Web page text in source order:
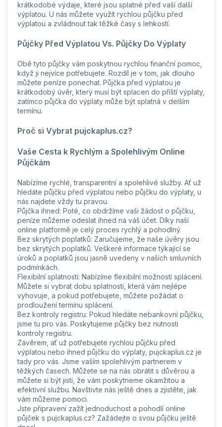
krátkodobé výdaje, které jsou splatné před vaší další
výplatou. U nás můžete využít rychlou půjčku před
výplatou a zvládnout tak těžké časy s lehkostí.
Půjčky Před Výplatou Vs. Půjčky Do Výplaty
Obě tyto půjčky vám poskytnou rychlou finanční pomoc,
když ji nejvíce potřebujete. Rozdíl je v tom, jak dlouho
můžete peníze ponechat. Půjčka před výplatou je
krátkodobý úvěr, který musí být splacen do příští výplaty,
zatímco půjčka do výplaty může být splatná v delším
termínu.
Proč si Vybrat pujckaplus.cz?
Vaše Cesta k Rychlým a Spolehlivým Online
Půjčkám
Nabízíme rychlé, transparentní a spolehlivé služby. Ať už
hledáte půjčku před výplatou nebo půjčku do výplaty, u
nás najdete vždy tu pravou.
Půjčka ihned: Poté, co obdržíme vaši žádost o půjčku,
peníze můžeme odeslat ihned na váš účet. Díky naší
online platformě je celý proces rychlý a pohodlný.
Bez skrytých poplatků: Zaručujeme, že naše úvěry jsou
bez skrytých poplatků. Veškeré informace týkající se
úroků a poplatků jsou jasně uvedeny v našich smluvních
podmínkách.
Flexibilní splatnosti: Nabízíme flexibilní možnosti splácení.
Můžete si vybrat dobu splatnosti, která vám nejlépe
vyhovuje, a pokud potřebujete, můžete požádat o
prodloužení termínu splácení.
Bez kontroly registru: Pokud hledáte nebankovní půjčku,
jsme tu pro vás. Poskytujeme půjčky bez nutnosti
kontroly registru.
Závěrem, ať už potřebujete rychlou půjčku před
výplatou nebo ihned půjčku do výplaty, pujckaplus.cz je
tady pro vás. Jsme vaším spolehlivým partnerem v
těžkých časech. Můžete se na nás obrátit s důvěrou a
můžete si být jisti, že vám poskytneme okamžitou a
efektivní službu. Navštivte nás ještě dnes a zjistěte, jak
vám můžeme pomoci.
Jste připraveni zažít jednoduchost a pohodlí online
půjček s pujckaplus.cz? Zažádejte o svou půjčku ještě